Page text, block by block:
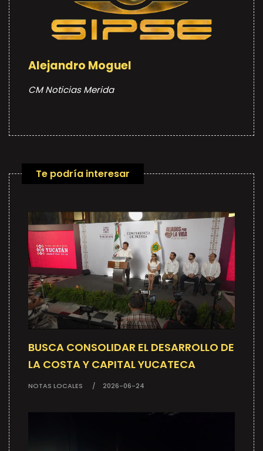
Alejandro Moguel
CM Noticias Merida
Te podría interesar
BUSCA CONSOLIDAR EL DESARROLLO DE
LA COSTA Y CAPITAL YUCATECA
NOTAS LOCALES 2026-06-24